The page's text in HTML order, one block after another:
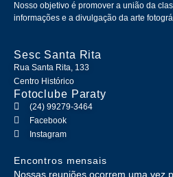
Nosso objetivo é promover a união da
informações e a divulgação da arte
Sesc Santa Rita
Rua Santa Rita, 133
Centro Histórico
Fotoclube Paraty
(24) 99279-3464
Facebook
Instagram
Encontros mensais
Nossas reuniões ocorrem uma vez